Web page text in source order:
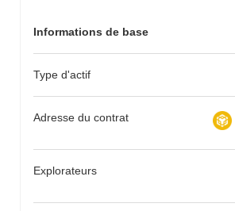
Informations de base
Type d'actif
Adresse du contrat
Explorateurs